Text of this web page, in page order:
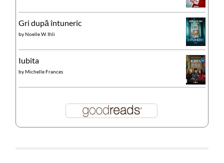
Gri după întuneric
byNoelle W. Ihli
Iubita
byMichelle Frances